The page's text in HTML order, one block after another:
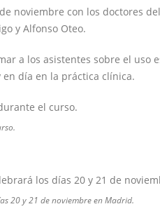
noviembre con los doctores
y Alfonso Oteo.
a los asistentes sobre el uso
día en la práctica clínica.
20 y 21 de noviembre en Madrid.